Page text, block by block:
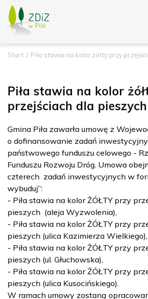
Start Piła stawia na kolor żółty przy
Piła stawia na kolor
przejściach dla pieszych
Gmina Piła zawarła umowę z
o dofinansowanie zadań
państwowego funduszu celowego -
Funduszu Rozwoju Dróg. Umowa
czterech zadań inwestycyjnych w
wybuduj”:
- Piła stawia na kolor ŻÓŁTY przy
pieszych (aleja Wyzwolenia),
- Piła stawia na kolor ŻÓŁTY przy
pieszych (ulica Kazimierza Wielkiego),
- Piła stawia na kolor ŻÓŁTY przy
pieszych (ul. Głuchowska),
- Piła stawia na kolor ŻÓŁTY przy
pieszych (ulica Kusocińskiego).
W ramach umowy zostaną